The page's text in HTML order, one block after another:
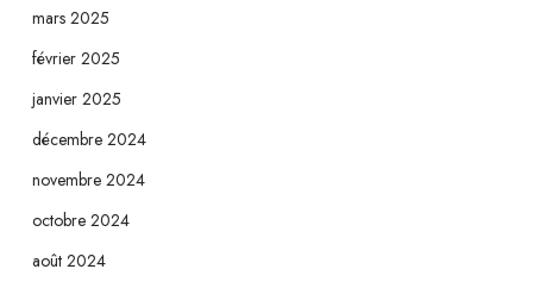
mars 2025
février 2025
janvier 2025
décembre 2024
novembre 2024
octobre 2024
août 2024